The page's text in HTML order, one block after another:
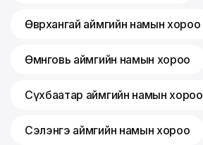
Өвөрхангай аймгийн намын хороо
Өмнөговь аймгийн намын хороо
Сүхбаатар аймгийн намын хороо
Сэлэнгэ аймгийн намын хороо